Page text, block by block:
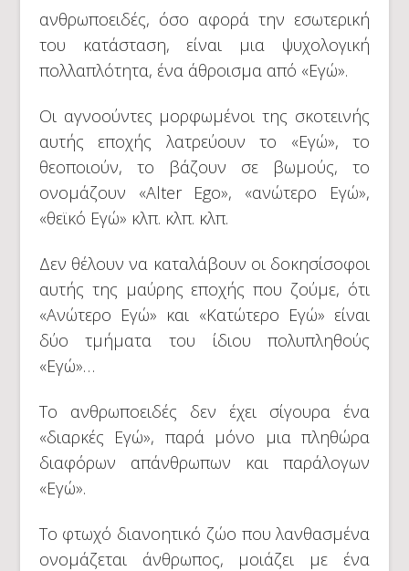
ανθρωποειδές, όσο αφορά την εσωτερική
του κατάσταση, είναι μια ψυχολογική
πολλαπλότητα, ένα άθροισμα από «Εγώ».
Οι αγνοούντες μορφωμένοι της σκοτεινής
αυτής εποχής λατρεύουν το «Εγώ», το
θεοποιούν, το βάζουν σε βωμούς, το
ονομάζουν «Alter Ego», «ανώτερο Εγώ»,
«θεϊκό Εγώ» κλπ. κλπ. κλπ.
Δεν θέλουν να καταλάβουν οι δοκησίσοφοι
αυτής της μαύρης εποχής που ζούμε, ότι
«Ανώτερο Εγώ» και «Κατώτερο Εγώ» είναι
δύο τμήματα του ίδιου πολυπληθούς
«Εγώ»…
Το ανθρωποειδές δεν έχει σίγουρα ένα
«διαρκές Εγώ», παρά μόνο μια πληθώρα
διαφόρων απάνθρωπων και παράλογων
«Εγώ».
Το φτωχό διανοητικό ζώο που λανθασμένα
ονομάζεται άνθρωπος, μοιάζει με ένα